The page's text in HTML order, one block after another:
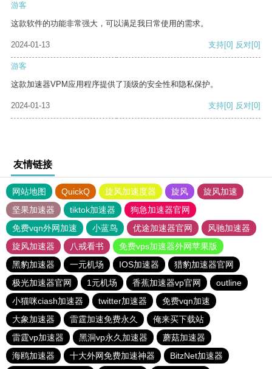
游客
这款软件的功能非常强大，可以满足我日常使用的需求。
2024-01-13 支持[0] 反对[0]
游客
这款加速器VPM应用程序提供了顶级的安全性和隐私保护。
2024-01-13 支持[0] 反对[0]
友情链接
网站地图 QuickQ 旋风加速度器 旋风
旋风加速
坚果加速器
tiktok加速器
狗急加速器官网
免费vqn外网加速
小蓝鸟 优途加速器官网
风驰加速器
旋风加速器
八戒看书
免费vps加速器外网苹果版
黑豹加速器
一元机场 IOS加速器
猎豹加速器官网
极光加速器官网
1元机场 香蕉加速器vp官网
outline
小猫咪ciash加速器
twitter加速器
免费vqn加速
大象加速器
雷霆加速免费永久
俺来买下载站
雷霆vp加速器
黑洞vp永久加速器
蘑菇加速器
海鸥加速器
十大外网免费加速神器 BitzNet加速器